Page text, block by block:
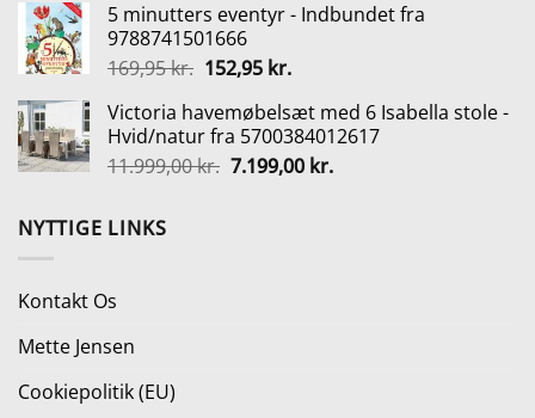
pris
var:
159,00 kr..
pris
119,25 kr..
5 minutters eventyr - Indbundet fra
9788741501666
169,95kr. Den
pris
var:
169,95 kr..
152,95 kr.Den
pris
er:
152,95 kr..
Victoria havemøbelsæt med 6 Isabella stole -
Hvid/natur fra 5700384012617
11.999,00kr. Den
7.199,00 kr.Den
NYTTIGE LINKS
Kontakt Os
Mette Jensen
Cookiepolitik (EU)